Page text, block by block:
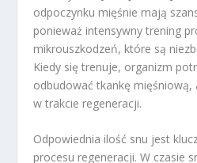
odpoczynku mięśnie mają
ponieważ intensywny trening
mikrouszkodzeń, które są
Kiedy się trenuje, organizm
odbudować tkankę mięśniową,
w trakcie regeneracji.
Odpowiednia ilość snu jest
procesu regeneracji. W czasie